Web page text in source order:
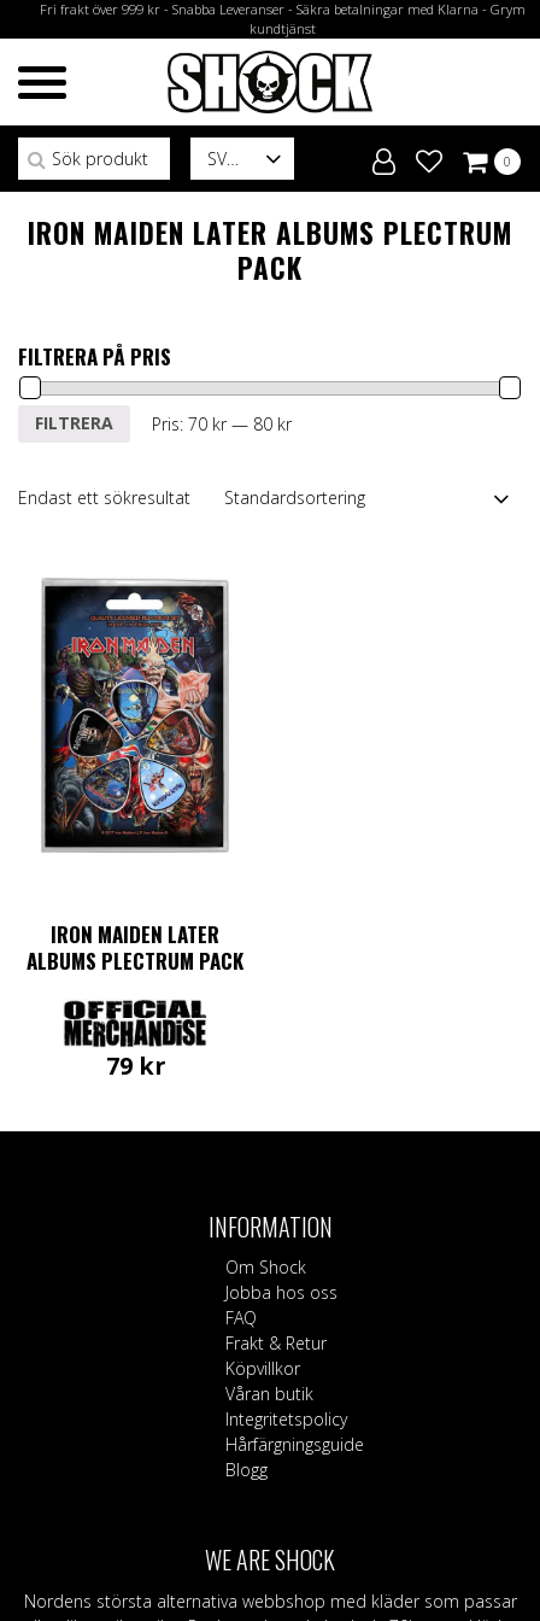
Fri frakt över 999 kr - Snabba Leveranser - Säkra betalningar med Klarna - Grym
kundtjänst
SV
Sök efter:
0
IRON MAIDEN LATER ALBUMS PLECTRUM
PACK
FILTRERA PÅ PRIS
Min
MaxFILTRERA Pris: 70 kr— 80 kr
Endast ett sökresultat
IRON MAIDEN LATER
ALBUMS PLECTRUM PACK
79 kr
INFORMATION
Om Shock
Jobba hos oss
FAQ
Frakt & Retur
Köpvillkor
Våran butik
Integritetspolicy
Hårfärgningsguide
Blogg
WE ARE SHOCK
Nordens största alternativa webbshop med kläder som passar